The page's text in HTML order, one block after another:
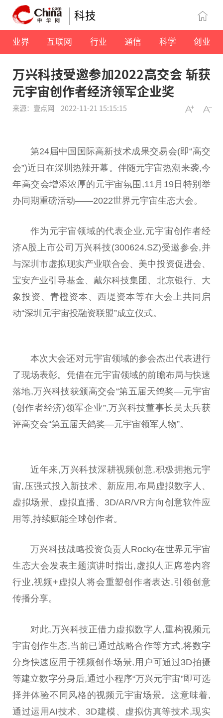
科技
业界 互联网 行业 通信 科学 创业
万兴科技受邀参加2022高交会 斩获
元宇宙创作者经济领军企业奖
来源：壹点网 2022-11-21 15:15:15
第24届中国 国际高新技术成果交易会(即“高交
会”)近 日在深圳热辣开幕。伴随元宇宙热潮来袭,今
年高交会增添浓厚的元宇宙氛围,11月19日特别举
办同期重磅活动——2022世界元宇宙生态大会。
作为元宇宙领域的代表企业,元宇宙创作者经
济A股上市公司万兴科技(300624.SZ)受邀参会,并
与深圳市虚拟现实产业联合会、美中投资促进会、
宝安产业引导基金、戴尔科技集团、北京银行、大
象投资 、青橙资本、西堤资本等在大会上共同启
动“深圳 元宇宙投融资联盟”成立仪式。
本次大会还对元宇宙领域的参会杰出代表进行
了现场表彰。凭借在元宇宙领域的前瞻布局与快速
落地,万兴科技获颁高交会“第五届天鸽奖—元宇宙
(创作者经济)领军企业”,万兴科技董事长吴太兵获
评高交会“第五届天鸽奖—元宇宙领军人物”。
近年来,万兴科技深耕视频创意,积极拥抱元宇
宙,压强式投入新技术、新应用,布局虚拟数字人、
虚拟场景、虚拟直播、3D/AR/VR方向创意软件应
用等,持续赋能全球创作者。
万兴科技战略投资负责人Rocky在世界元宇宙
生态大会发表主题演讲时指出,虚拟人正席卷内容
行业,视频+虚拟人将会重塑创作者表达,引领创意
传播分享。
对此,万兴科技正借力虚拟数字人,重构视频元
宇宙创作生态,当前已通过战略合作等方式,将数字
分身快速应用于视频创作场景,用户可通过3D拍摄
等建立数字分身后,通过小程序“万兴元宇宙”即可选
择并体验不同风格的视频元宇宙场景。这意味着,
通过运用AI技术、3D建模、虚拟仿真等技术,现实